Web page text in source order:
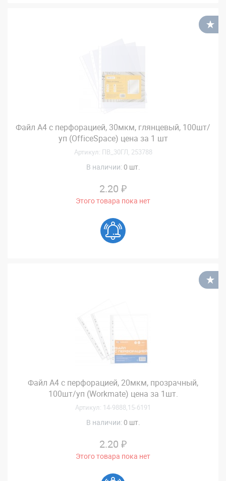
Файл А4 с перфорацией, 30мкм, глянцевый, 100шт/
уп (OfficeSpace) цена за 1 шт
Артикул: ПВ_30ГЛ, 253788
В наличии: 0 шт.
2.20 ₽
Этого товара пока нет
Файл А4 с перфорацией, 20мкм, прозрачный,
100шт/уп (Workmate) цена за 1шт.
Артикул: 14-9888,15-6191
В наличии: 0 шт.
2.20 ₽
Этого товара пока нет